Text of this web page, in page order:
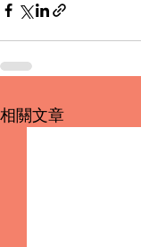
相關文章